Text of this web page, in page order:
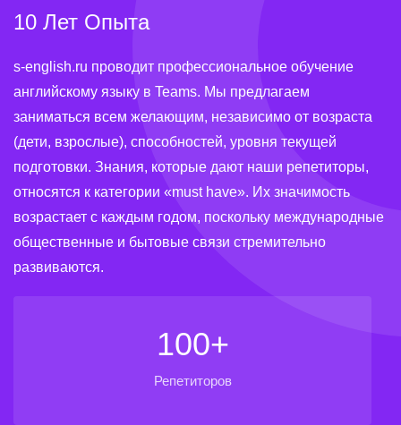
10 Лет Опыта
s-english.ru проводит профессиональное обучение
английскому языку в Teams. Мы предлагаем
заниматься всем желающим, независимо от возраста
(дети, взрослые), способностей, уровня текущей
подготовки. Знания, которые дают наши репетиторы,
относятся к категории «must have». Их значимость
возрастает с каждым годом, поскольку международные
общественные и бытовые связи стремительно
развиваются.
100+
Репетиторов